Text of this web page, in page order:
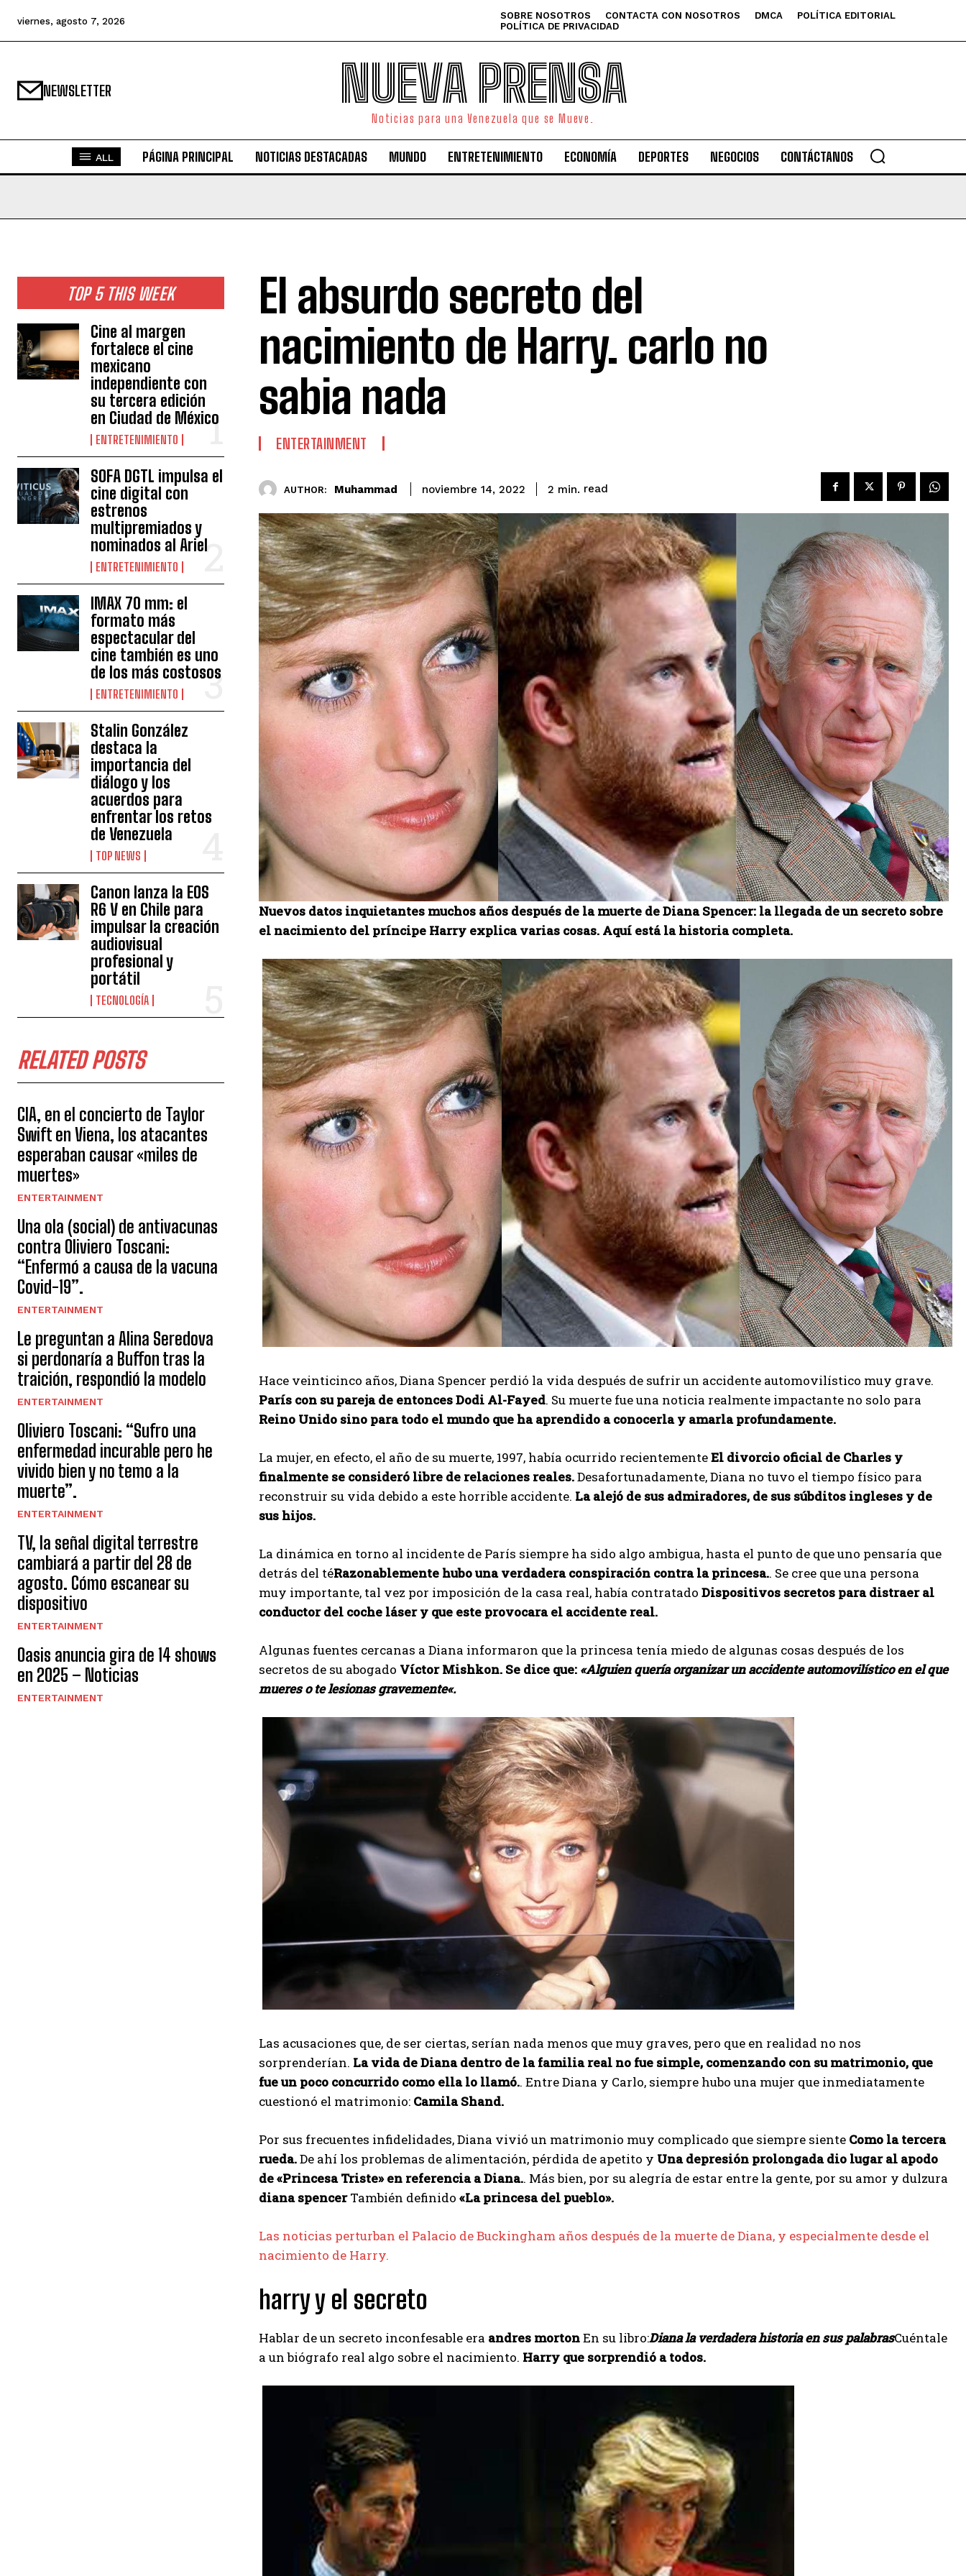
I WANT IN
Privacy Policy.
Muhammad
viernes, agosto 7, 2026 SOBRE NOSOTROS CONTACTA CON NOSOTROS DMCA
POLÍTICA EDITORIAL
POLÍTICA DE PRIVACIDAD
NEWSLETTER NUEVA PRENSA
Noticias para una Venezuela que se Mueve.
ALL PÁGINA PRINCIPAL NOTICIAS DESTACADAS MUNDO ENTRETENIMIENTO ECONOMÍA DEPORTES NEGOCIOS CONTÁCTANOS
TOP 5 THIS WEEK
Cine al margen
fortalece el cine
mexicano
independiente con
su tercera edición
en Ciudad de México
ENTRETENIMIENTO
SOFA DGTL impulsa el
cine digital con
estrenos
multipremiados y
nominados al Ariel
ENTRETENIMIENTO
IMAX 70 mm: el
formato más
espectacular del
cine también es uno
de los más costosos
ENTRETENIMIENTO
Stalin González
destaca la
importancia del
diálogo y los
acuerdos para
enfrentar los retos
de Venezuela
TOP NEWS
Canon lanza la EOS
R6 V en Chile para
impulsar la creación
audiovisual
profesional y
portátil
TECNOLOGÍA
RELATED POSTS
CIA, en el concierto de Taylor
Swift en Viena, los atacantes
esperaban causar «miles de
muertes»
ENTERTAINMENT
Una ola (social) de antivacunas
contra Oliviero Toscani:
“Enfermó a causa de la vacuna
Covid-19”.
ENTERTAINMENT
Le preguntan a Alina Seredova
si perdonaría a Buffon tras la
traición, respondió la modelo
ENTERTAINMENT
Oliviero Toscani: “Sufro una
enfermedad incurable pero he
vivido bien y no temo a la
muerte”.
ENTERTAINMENT
TV, la señal digital terrestre
cambiará a partir del 28 de
agosto. Cómo escanear su
dispositivo
ENTERTAINMENT
Oasis anuncia gira de 14 shows
en 2025 – Noticias
ENTERTAINMENT
El absurdo secreto del
nacimiento de Harry. carlo no
sabia nada
ENTERTAINMENT
AUTHOR: Muhammad noviembre 14, 2022 2 min. read
Nuevos datos inquietantes muchos años después de la muerte de Diana Spencer: la llegada de un secreto sobre
el nacimiento del príncipe Harry explica varias cosas. Aquí está la historia completa.
Hace veinticinco años, Diana Spencer perdió la vida después de sufrir un accidente automovilístico muy grave.
París con su pareja de entonces Dodi Al-Fayed. Su muerte fue una noticia realmente impactante no solo para
Reino Unido sino para todo el mundo que ha aprendido a conocerla y amarla profundamente.
La mujer, en efecto, el año de su muerte, 1997, había ocurrido recientementeEl divorcio oficial de Charles y
finalmente se consideró libre de relaciones reales.Desafortunadamente, Diana no tuvo el tiempo físico para
reconstruir su vida debido a este horrible accidente. La alejó de sus admiradores, de sus súbditos ingleses y de
sus hijos.
La dinámica en torno al incidente de París siempre ha sido algo ambigua, hasta el punto de que uno pensaría que
detrás del téRazonablemente hubo una verdadera conspiración contra la princesa.. Se cree que una persona
muy importante, tal vez por imposición de la casa real, había contratado Dispositivos secretos para distraer al
conductor del coche láser y que este provocara el accidente real.
Algunas fuentes cercanas a Diana informaron que la princesa tenía miedo de algunas cosas después de los
secretos de su abogado Víctor Mishkon. Se dice que: «Alguien quería organizar un accidente automovilístico en el que
mueres o te lesionas gravemente«.
Las acusaciones que, de ser ciertas, serían nada menos que muy graves, pero que en realidad no nos
sorprenderían. La vida de Diana dentro de la familia real no fue simple, comenzando con su matrimonio, que
fue un poco concurrido como ella lo llamó.. Entre Diana y Carlo, siempre hubo una mujer que inmediatamente
cuestionó el matrimonio: Camila Shand.
Por sus frecuentes infidelidades, Diana vivió un matrimonio muy complicado que siempre siente Como la tercera
rueda.De ahí los problemas de alimentación, pérdida de apetito y Una depresión prolongada dio lugar al apodo
de «Princesa Triste» en referencia a Diana.. Más bien, por su alegría de estar entre la gente, por su amor y dulzura
diana spencerTambién definido «La princesa del pueblo».
Las noticias perturban el Palacio de Buckingham años después de la muerte de Diana, y especialmente desde el
nacimiento de Harry.
harry y el secreto
Hablar de un secreto inconfesable era andres mortonEn su libro:Diana la verdadera historia en sus palabrasCuéntale
a un biógrafo real algo sobre el nacimiento. Harry que sorprendió a todos.